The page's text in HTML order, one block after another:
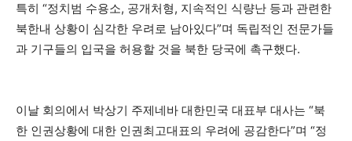
특히 “정치범 수용소, 공개처형, 지속적인 식량난 등과 관련한
북한내 상황이 심각한 우려로 남아있다”며 독립적인 전문가들
과 기구들의 입국을 허용할 것을 북한 당국에 촉구했다.
이날 회의에서 박상기 주제네바 대한민국 대표부 대사는 “북
한 인권상황에 대한 인권최고대표의 우려에 공감한다”며 “정